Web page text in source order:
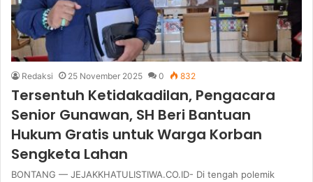
Redaksi 25 November 2025 0 832
Tersentuh Ketidakadilan, Pengacara
Senior Gunawan, SH Beri Bantuan
Hukum Gratis untuk Warga Korban
Sengketa Lahan
BONTANG — JEJAKKHATULISTIWA.CO.ID- Di tengah polemik